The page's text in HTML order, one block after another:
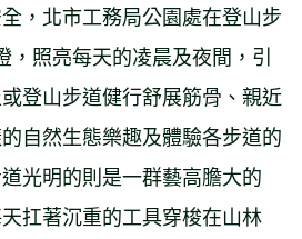
，北市工務局公園處在登山步
，照亮每天的凌晨及夜間，引
登山步道健行舒展筋骨、親近
自然生態樂趣及體驗各步道的
光明的則是一群藝高膽大的
天扛著沉重的工具穿梭在山林